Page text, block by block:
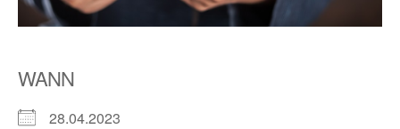
WANN
28.04.2023